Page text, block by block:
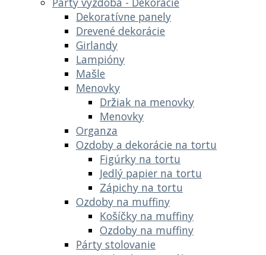
Dekoratívne panely
Drevené dekorácie
Girlandy
Lampióny
Mašle
Menovky
Držiak na menovky
Menovky
Organza
Ozdoby a dekorácie na tortu
Figúrky na tortu
Jedlý papier na tortu
Zápichy na tortu
Ozdoby na muffiny
Košíčky na muffiny
Ozdoby na muffiny
Párty stolovanie